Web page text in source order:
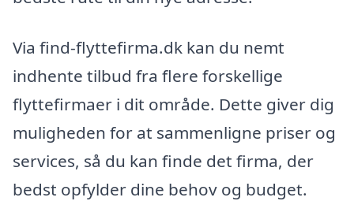
Via find-flyttefirma.dk kan du nemt
indhente tilbud fra flere forskellige
flyttefirmaer i dit område. Dette giver dig
muligheden for at sammenligne priser og
services, så du kan finde det firma, der
bedst opfylder dine behov og budget.